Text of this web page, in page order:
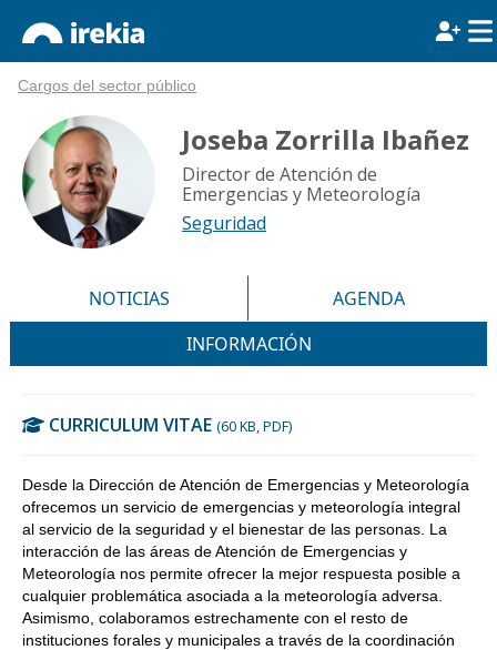
Cargos del sector público
Joseba Zorrilla Ibañez
Director de Atención de
Emergencias y Meteorología
Seguridad
NOTICIAS
AGENDA
INFORMACIÓN
CURRICULUM VITAE (60 KB, PDF)
Desde la Dirección de Atención de Emergencias y Meteorología
ofrecemos un servicio de emergencias y meteorología integral
al servicio de la seguridad y el bienestar de las personas. La
interacción de las áreas de Atención de Emergencias y
Meteorología nos permite ofrecer la mejor respuesta posible a
cualquier problemática asociada a la meteorología adversa.
Asimismo, colaboramos estrechamente con el resto de
instituciones forales y municipales a través de la coordinación